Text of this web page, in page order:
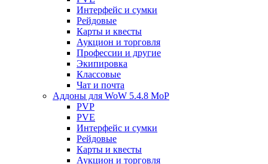
Интерфейс и сумки
Рейдовые
Карты и квесты
Аукцион и торговля
Профессии и другие
Экипировка
Классовые
Чат и почта
Аддоны для WoW 5.4.8 MoP
PVP
PVE
Интерфейс и сумки
Рейдовые
Карты и квесты
Аукцион и торговля